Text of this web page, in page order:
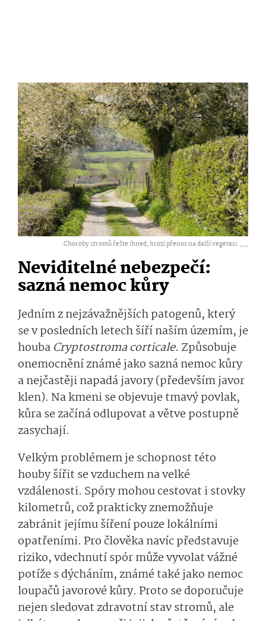
Choroby stromů řešte ihned, hrozí přenos na další vegetaci. ,...
Neviditelné nebezpečí:
sazná nemoc kůry
Jedním z nejzávažnějších patogenů, který
se v posledních letech šíří naším územím, je
houba Cryptostroma corticale. Způsobuje
onemocnění známé jako sazná nemoc kůry
a nejčastěji napadá javory (především javor
klen). Na kmeni se objevuje tmavý povlak,
kůra se začíná odlupovat a větve postupně
zasychají.
Velkým problémem je schopnost této
houby šířit se vzduchem na velké
vzdálenosti. Spóry mohou cestovat i stovky
kilometrů, což prakticky znemožňuje
zabránit jejímu šíření pouze lokálními
opatřeními. Pro člověka navíc představuje
riziko, vdechnutí spór může vyvolat vážné
potíže s dýcháním, známé také jako nemoc
loupačů javorové kůry. Proto se doporučuje
nejen sledovat zdravotní stav stromů, ale